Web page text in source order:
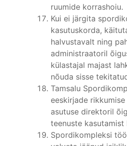
ruumide korrashoiu.
Kui ei järgita
kasutuskorda,
halvustavalt ning
administraatoril
külastajal majast
nõuda sisse
Tamsalu
eeskirjade
asutuse direktoril
teenuste kasutamist
Spordikompleksi